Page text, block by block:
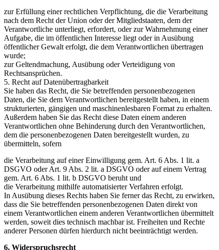
zur Erfüllung einer rechtlichen Verpflichtung, die die Verarbeitung
nach dem Recht der Union oder der Mitgliedstaaten, dem der
Verantwortliche unterliegt, erfordert, oder zur Wahrnehmung einer
Aufgabe, die im öffentlichen Interesse liegt oder in Ausübung
öffentlicher Gewalt erfolgt, die dem Verantwortlichen übertragen
wurde;
zur Geltendmachung, Ausübung oder Verteidigung von
Rechtsansprüchen.
5. Recht auf Datenübertragbarkeit
Sie haben das Recht, die Sie betreffenden personenbezogenen
Daten, die Sie dem Verantwortlichen bereitgestellt haben, in einem
strukturierten, gängigen und maschinenlesbaren Format zu erhalten.
Außerdem haben Sie das Recht diese Daten einem anderen
Verantwortlichen ohne Behinderung durch den Verantwortlichen,
dem die personenbezogenen Daten bereitgestellt wurden, zu
übermitteln, sofern
die Verarbeitung auf einer Einwilligung gem. Art. 6 Abs. 1 lit. a
DSGVO oder Art. 9 Abs. 2 lit. a DSGVO oder auf einem Vertrag
gem. Art. 6 Abs. 1 lit. b DSGVO beruht und
die Verarbeitung mithilfe automatisierter Verfahren erfolgt.
In Ausübung dieses Rechts haben Sie ferner das Recht, zu erwirken,
dass die Sie betreffenden personenbezogenen Daten direkt von
einem Verantwortlichen einem anderen Verantwortlichen übermittelt
werden, soweit dies technisch machbar ist. Freiheiten und Rechte
anderer Personen dürfen hierdurch nicht beeinträchtigt werden.
6. Widerspruchsrecht